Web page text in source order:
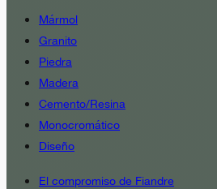
Mármol
Granito
Piedra
Madera
Cemento/Resina
Monocromático
Diseño
El compromiso de Fiandre